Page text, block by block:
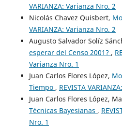
VARIANZA: Varianza Nro. 2
Nicolás Chavez Quisbert,
VARIANZA: Varianza Nro. 2
Augusto Salvador Solíz
esperar del Censo 2001? ,
Varianza Nro. 1
Juan Carlos Flores López,
Tiempo , REVISTA
Juan Carlos Flores López,
Técnicas Bayesianas ,
Nro. 1